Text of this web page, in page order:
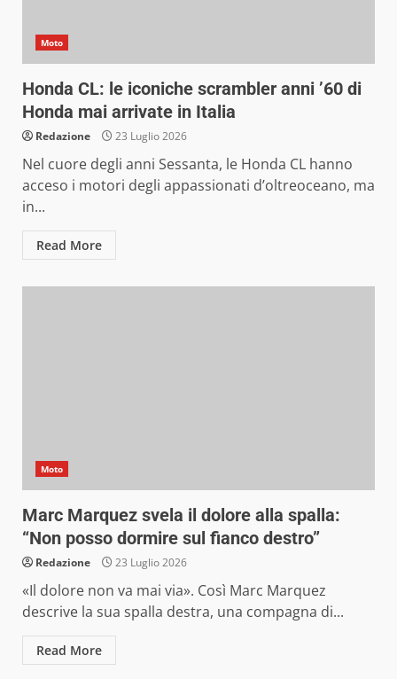
Moto
Honda CL: le iconiche scrambler anni ’60 di
Honda mai arrivate in Italia
Redazione 23 Luglio 2026
Nel cuore degli anni Sessanta, le Honda CL hanno
acceso i motori degli appassionati d’oltreoceano, ma
in...
Read More
Moto
Marc Marquez svela il dolore alla spalla:
“Non posso dormire sul fianco destro”
Redazione 23 Luglio 2026
«Il dolore non va mai via». Così Marc Marquez
descrive la sua spalla destra, una compagna di...
Read More